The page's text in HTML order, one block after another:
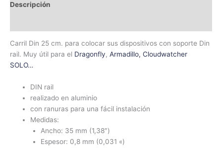
Descripción
Carril Din 25 cm. para colocar sus dispositivos con soporte Din
rail. Muy útil para el Dragonfly, Armadillo, Cloudwatcher
SOLO…
DIN rail
realizado en aluminio
con ranuras para una fácil instalación
Medidas:
Ancho: 35 mm (1,38″)
Espesor: 0,8 mm (0,031 «)